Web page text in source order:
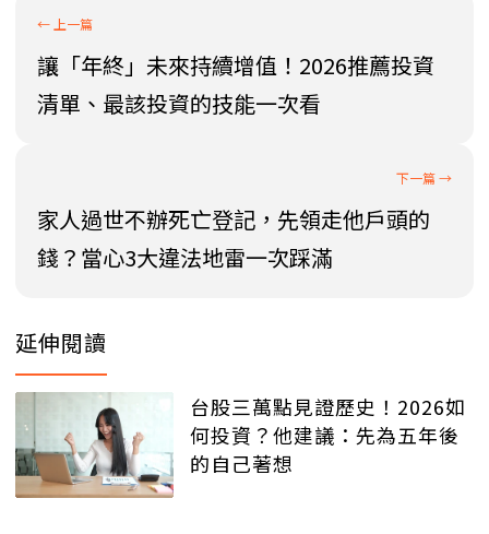
讓「年終」未來持續增值！2026推薦投資
清單、最該投資的技能一次看
家人過世不辦死亡登記，先領走他戶頭的
錢？當心3大違法地雷一次踩滿
延伸閱讀
台股三萬點見證歷史！2026如
何投資？他建議：先為五年後
的自己著想